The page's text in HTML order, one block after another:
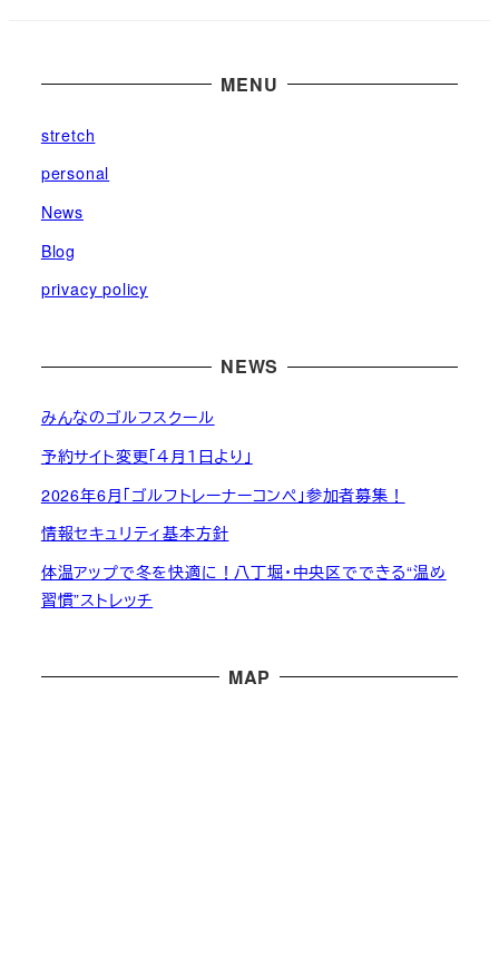
MENU
stretch
personal
News
Blog
privacy policy
NEWS
みんなのゴルフスクール
予約サイト変更「４月１日より」
2026年6月「ゴルフトレーナーコンペ」参加者募集！
情報セキュリティ基本方針
体温アップで冬を快適に！八丁堀・中央区でできる“温め
習慣”ストレッチ
MAP